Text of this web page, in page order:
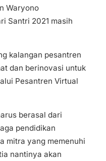
Waryono
Santri 2021 masih
kalangan pesantren
dan berinovasi untuk
Pesantren Virtual
berasal dari
pendidikan
mitra yang memenuhi
nantinya akan